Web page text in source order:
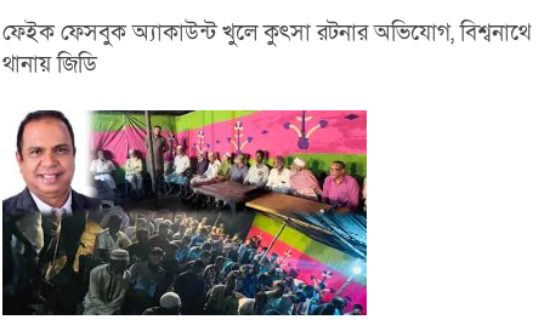
ফেইক ফেসবুক অ্যাকাউন্ট খুলে কুৎসা রটনার অভিযোগ, বিশ্বনাথে
থানায় জিডি